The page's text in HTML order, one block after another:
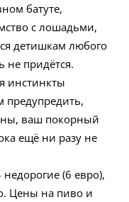
батуте,
с лошадьми,
детишкам любого
не придётся.
инстинкты
предупредить,
ваш покорный
ещё ни разу не
(6 евро),
Цены на пиво и